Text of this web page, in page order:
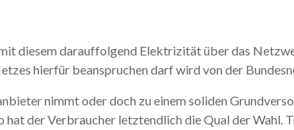
diesem darauffolgend Elektrizität über das
hierfür beanspruchen darf wird von der
nimmt oder doch zu einem soliden
der Verbraucher letztendlich die Qual der Wahl.